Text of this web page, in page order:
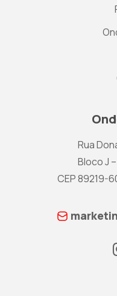
Rua
Bloco J
CEP 89219-